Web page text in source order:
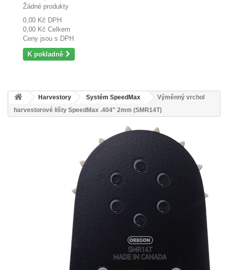
Žádné produkty
0,00 Kč DPH
0,00 Kč Celkem
Ceny jsou s DPH
K pokladně
Harvestory Systém SpeedMax
Výměnný vrchol
harvestorové lišty SpeedMax .404" 2mm (SMR14T)